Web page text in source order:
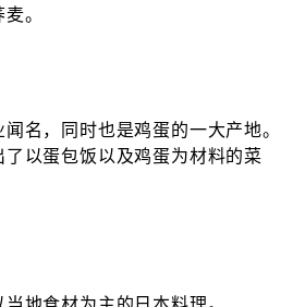
。
名，同时也是鸡蛋的一大产地。
以蛋包饭以及鸡蛋为材料的菜